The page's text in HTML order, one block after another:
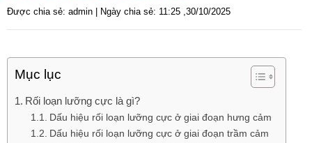
Được chia sẻ: admin | Ngày chia sẻ: 11:25 ,30/10/2025
Mục lục
Rối loạn lưỡng cực là gì?
Dấu hiệu rối loạn lưỡng cực ở giai đoạn hưng cảm
Dấu hiệu rối loạn lưỡng cực ở giai đoạn trầm cảm